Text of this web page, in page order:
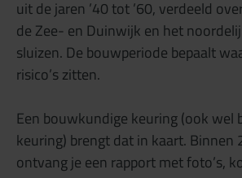
uit de jaren ’40 tot ’60, verdeeld
de Zee- en Duinwijk en het
sluizen. De bouwperiode bepaalt
risico’s zitten.
Een bouwkundige keuring (ook wel
keuring) brengt dat in kaart. Binnen
ontvang je een rapport met foto’s,